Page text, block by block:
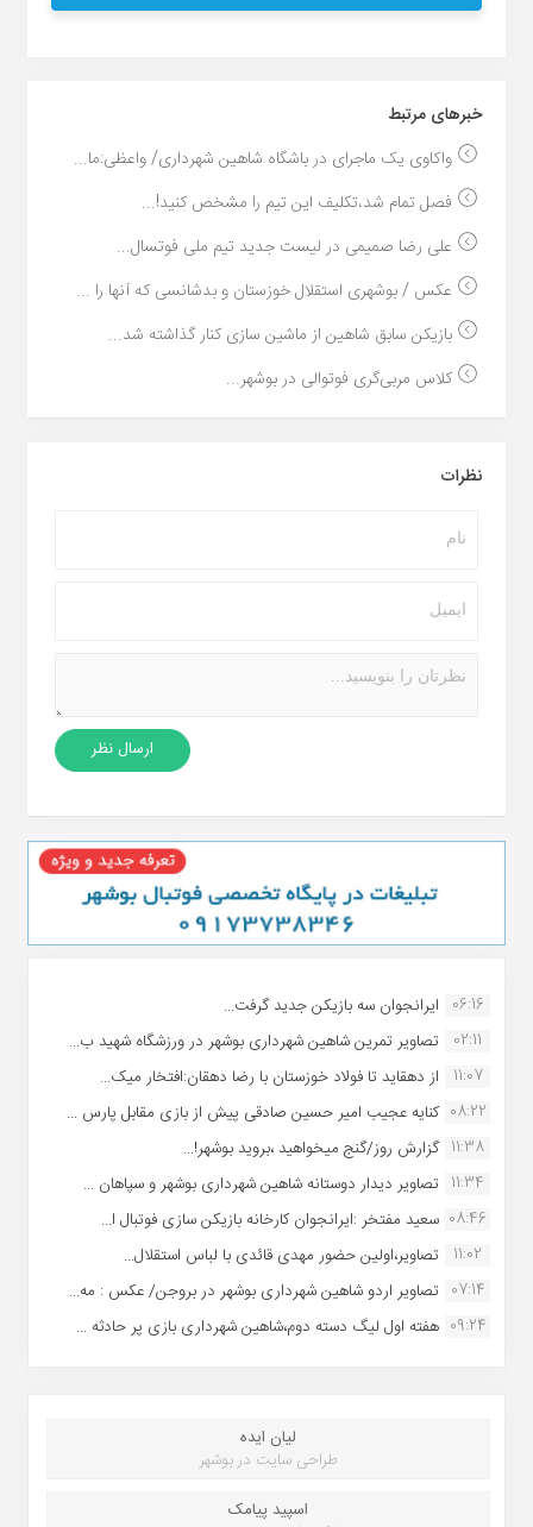
خبر‌های مرتبط
واکاوی یک ماجرای در باشگاه شاهین شهرداری/ واعظی:ما...
فصل تمام شد،تکلیف این تیم را مشخص کنید!...
علی رضا صمیمی در لیست جدید تیم ملی فوتسال...
عکس / بوشهری استقلال خوزستان و بدشانسی که آنها را ...
بازیکن سابق شاهین از ماشین سازی کنار گذاشته شد...
کلاس مربی‌گری فوتوالی در بوشهر...
نظرات
06:16 ایرانجوان سه بازیکن جدید گرفت...
02:11
تصاویر تمرین شاهین شهردارى بوشهر در ورزشگاه شهید ب...
11:07
از دهقاید تا فولاد خوزستان با رضا دهقان:افتخار میک...
08:22 کنایه عجیب امیر حسین صادقی پیش از بازی مقابل پارس ...
11:38 گزارش روز/گنج میخواهید ،بروید بوشهر!...
11:34 تصاویر دیدار دوستانه شاهین شهردارى بوشهر و سپاهان ...
08:46 سعید مفتخر :ایرانجوان کارخانه بازیکن سازی فوتبال ا...
11:02
تصاویر،اولین حضور مهدی قائدی با لباس استقلال...
07:14 تصاویر اردو شاهین شهرداری بوشهر در بروجن/ عکس : مه...
09:24 هفته اول لیگ دسته دوم،شاهین شهرداری بازی پر حادثه ...
لیان ایده
طراحی سایت در بوشهر
اسپید پیامک